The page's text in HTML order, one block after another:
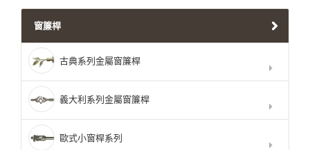
窗簾桿
古典系列金屬窗簾桿
義大利系列金屬窗簾桿
歐式小窗桿系列